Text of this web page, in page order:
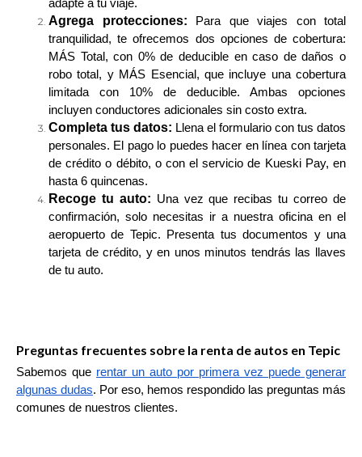
adapte a tu viaje.
Agrega protecciones:
Para que viajes con total
tranquilidad, te ofrecemos dos opciones de cobertura:
MÁS Total, con 0% de deducible en caso de daños o
robo total, y MÁS Esencial, que incluye una cobertura
limitada con 10% de deducible. Ambas opciones
incluyen conductores adicionales sin costo extra.
Completa tus datos: Llena el formulario con tus datos
personales. El pago lo puedes hacer en línea con tarjeta
de crédito o débito, o con el servicio de Kueski Pay, en
hasta 6 quincenas.
Recoge tu auto: Una vez que recibas tu correo de
confirmación, solo necesitas ir a nuestra oficina en el
aeropuerto de Tepic. Presenta tus documentos y una
tarjeta de crédito, y en unos minutos tendrás las llaves
de tu auto.
Preguntas frecuentes sobre la renta de autos en Tepic
Sabemos que rentar un auto por primera vez puede generar
algunas dudas. Por eso, hemos respondido las preguntas más
comunes de nuestros clientes.